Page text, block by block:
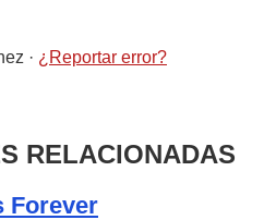
· ¿Reportar error?
RELACIONADAS
Forever